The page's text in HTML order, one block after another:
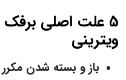
5 علت اصلی
ویترینی
باز و بسته شدن